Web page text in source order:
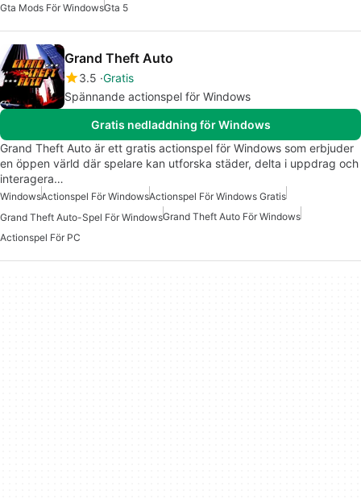
Gta Mods För WindowsGta 5
Grand Theft Auto
3.5 Gratis
Spännande actionspel för Windows
Gratis nedladdning för Windows
Grand Theft Auto är ett gratis actionspel för Windows som erbjuder
en öppen värld där spelare kan utforska städer, delta i uppdrag och
interagera…
WindowsActionspel För WindowsActionspel För Windows Gratis
Grand Theft Auto-Spel För WindowsGrand Theft Auto För Windows
Actionspel För PC